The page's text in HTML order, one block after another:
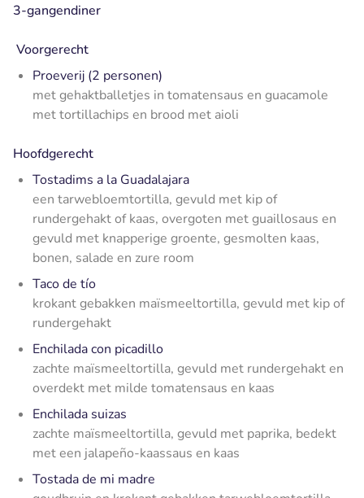
3-gangendiner
Voorgerecht
Proeverij (2 personen)
met gehaktballetjes in tomatensaus en guacamole
met tortillachips en brood met aioli
Hoofdgerecht
Tostadims a la Guadalajara
een tarwebloemtortilla, gevuld met kip of
rundergehakt of kaas, overgoten met guaillosaus en
gevuld met knapperige groente, gesmolten kaas,
bonen, salade en zure room
Taco de tío
krokant gebakken maïsmeeltortilla, gevuld met kip of
rundergehakt
Enchilada con picadillo
zachte maïsmeeltortilla, gevuld met rundergehakt en
overdekt met milde tomatensaus en kaas
Enchilada suizas
zachte maïsmeeltortilla, gevuld met paprika, bedekt
met een jalapeño-kaassaus en kaas
Tostada de mi madre